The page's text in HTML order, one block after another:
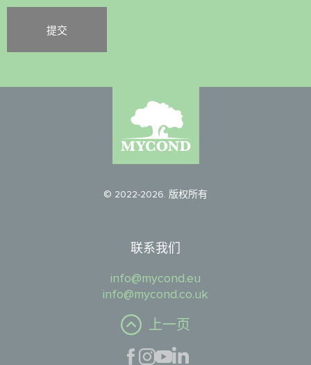
© 2022-2026. 版权所有
联系我们
info@mycond.eu
info@mycond.co.uk
上一页